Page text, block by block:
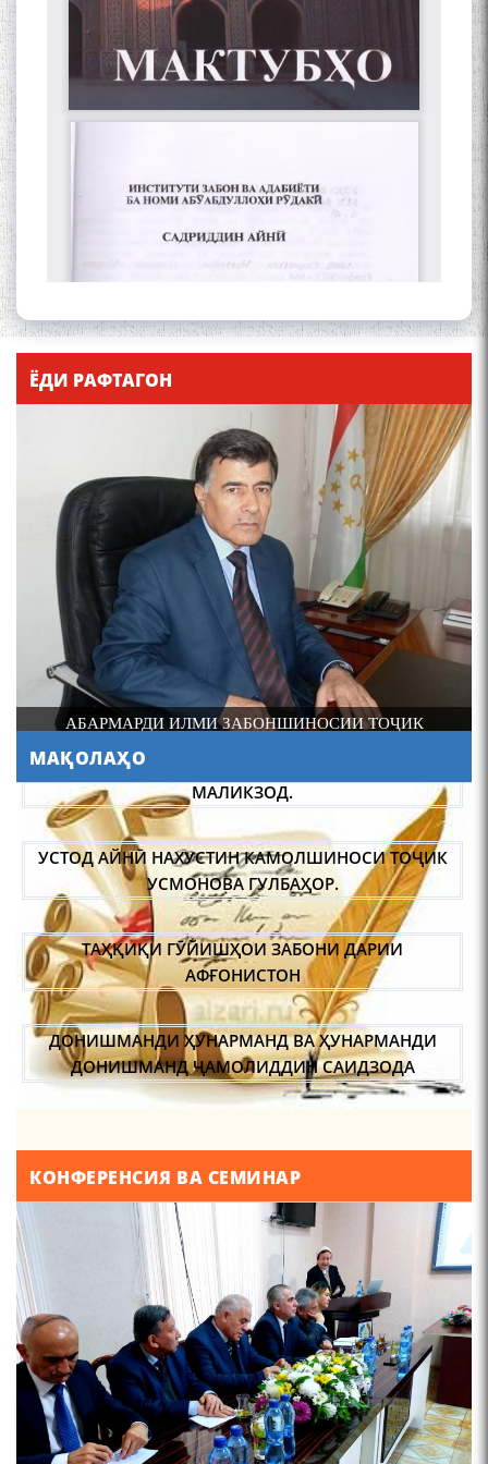
ЁДИ РАФТАГОН
ДОНИШМАНДИ ҲУНАРМАНД ВА ҲУНАРМАНДИ
МАҚОЛАҲО
УСТОД АЙНӢ НАХУСТИН КАМОЛШИНОСИ ТОҶИК
УСМОНОВА ГУЛБАҲОР.
ТАҲҚИҚИ ГӮЙИШҲОИ ЗАБОНИ ДАРИИ
АФҒОНИСТОН
ДОНИШМАНДИ ҲУНАРМАНД ВА ҲУНАРМАНДИ
ДОНИШМАНД ҶАМОЛИДДИН САИДЗОДА
МУҚАДАС ДОШТАНИ ОБ ВА МАРОСИМИ
«БОРОНХОҲӢ» ДАР БАЙНИ ТОҶИКОН РӮЗИИ
МАСЪАЛАҲОИ МУБРАМИ ПАЖӮҲИШИ ЗАБОНИ
ТОҶИКӢ ДАР ДАВРОНИ ИСТИҚЛОЛ С. НАЗАРЗОДА
НАВГАРОӢ ДАР “САДОИ МАҲШАР” АСКАР ҲАКИМ
ҶОЙГОҲИ ЗАН ДАР ЗАРБУЛМАСАЛ ВА МАҚОЛҲОИ
ТОҶИКӢ
ИҚТИБОСШАВИИ ВОЖАҲОИ ЗАБОНИ ТОҶИКӢ ДАР
КОНФЕРЕНСИЯ ВА СЕМИНАР